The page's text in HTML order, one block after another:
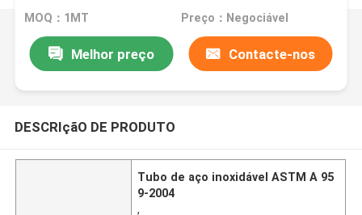
S32750 S32760
MOQ：1MT Preço：Negociável
Melhor preço Contacte-nos
DESCRIçãO DE PRODUTO
Tubo de aço inoxidável ASTM A 95
9-2004
,